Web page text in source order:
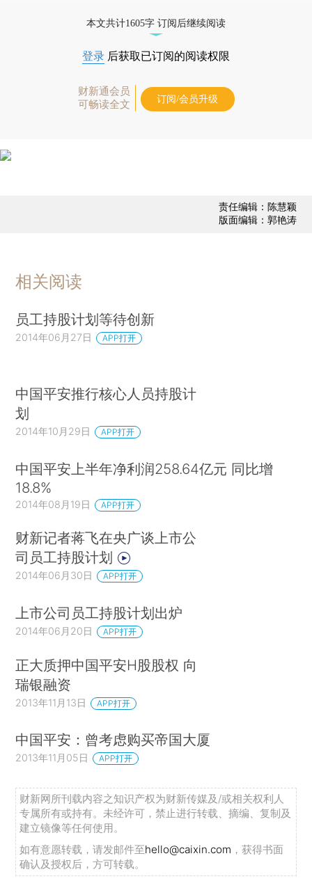
本文共计1605字 订阅后继续阅读
登录 后获取已订阅的阅读权限
财新通会员
可畅读全文
订阅/会员升级
责任编辑：陈慧颖
版面编辑：郭艳涛
相关阅读
员工持股计划等待创新
2014年06月27日 APP打开
中国平安推行核心人员持股计
划
2014年10月29日 APP打开
中国平安上半年净利润258.64亿元 同比增
18.8%
2014年08月19日 APP打开
财新记者蒋飞在央广谈上市公
司员工持股计划
2014年06月30日 APP打开
上市公司员工持股计划出炉
2014年06月20日 APP打开
正大质押中国平安H股股权 向
瑞银融资
2013年11月13日 APP打开
中国平安：曾考虑购买帝国大厦
2013年11月05日 APP打开
财新网所刊载内容之知识产权为财新传媒及/或相关权利人
专属所有或持有。未经许可，禁止进行转载、摘编、复制及
建立镜像等任何使用。
如有意愿转载，请发邮件至hello@caixin.com ，获得书面
确认及授权后，方可转载。